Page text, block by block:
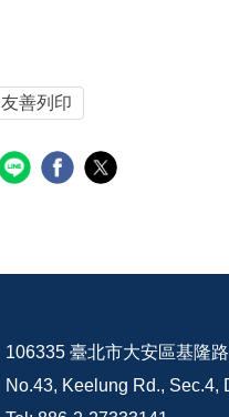
友善列印
106335 臺北市大安區基隆
No.43, Keelung Rd., Sec.4,